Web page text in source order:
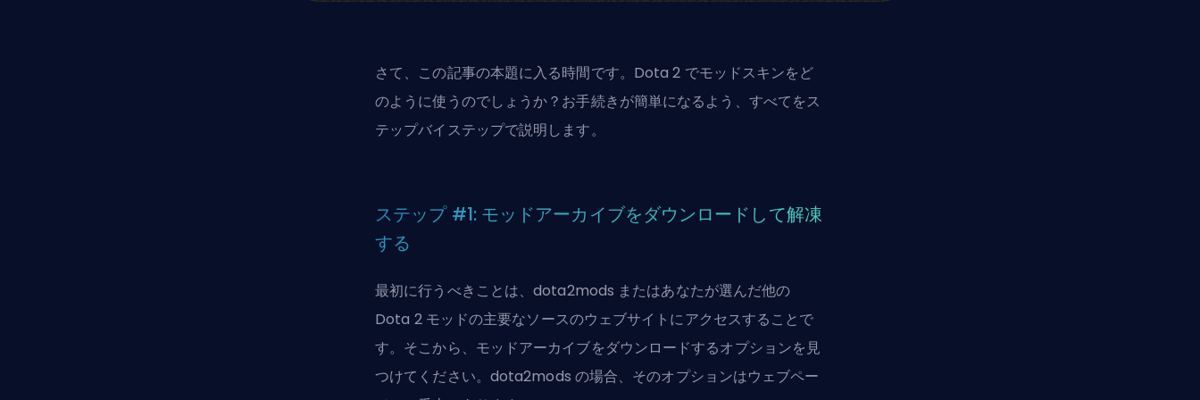
さて、この記事の本題に入る時間です。Dota 2 でモッドスキンをど
のように使うのでしょうか？お手続きが簡単になるよう、すべてをス
テップバイステップで説明します。
ステップ #1: モッドアーカイブをダウンロードして解凍
する
最初に行うべきことは、dota2mods またはあなたが選んだ他の
Dota 2 モッドの主要なソースのウェブサイトにアクセスすることで
す。そこから、モッドアーカイブをダウンロードするオプションを見
つけてください。dota2mods の場合、そのオプションはウェブペー